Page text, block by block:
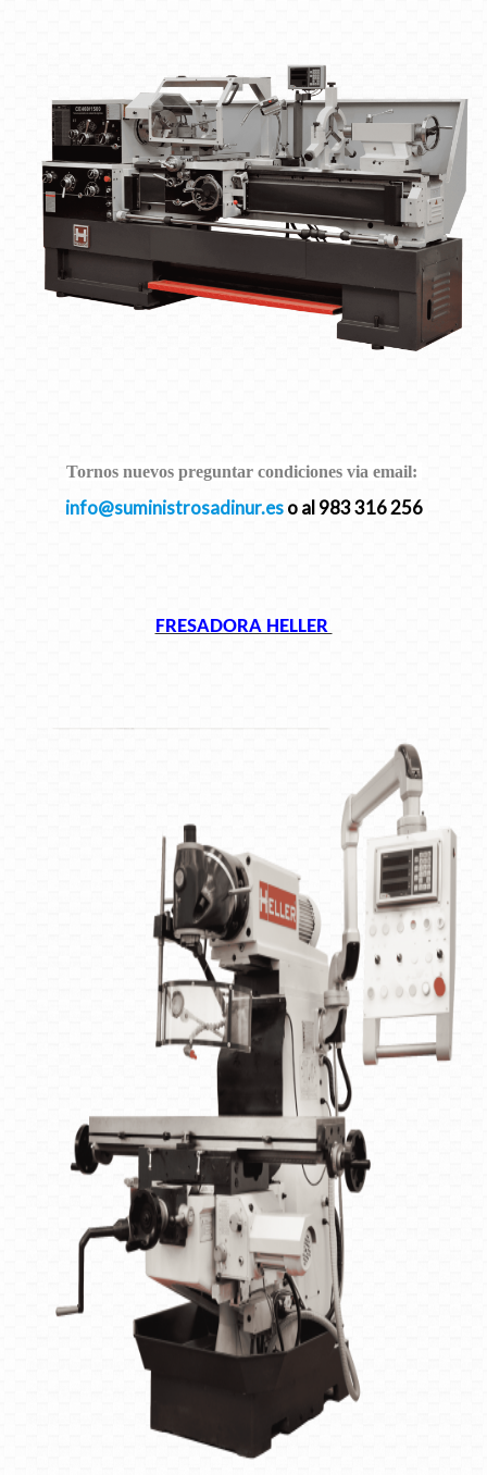
Tornos nuevos preguntar condiciones via email:
info suministrosadinur.eso al 983 316 256
FRESADORA HELLER